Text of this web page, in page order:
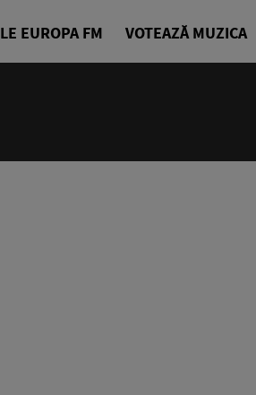
EUROPA FM VOTEAZĂ MUZICA